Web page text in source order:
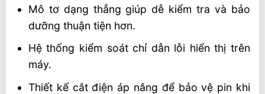
Mô tơ dạng thẳng giúp dễ kiểm tra và bảo
dưỡng thuận tiện hơn.
Hệ thống kiểm soát chỉ dẫn lỗi hiển thị trên
máy.
Thiết kế cắt điện áp nâng để bảo vệ pin khi